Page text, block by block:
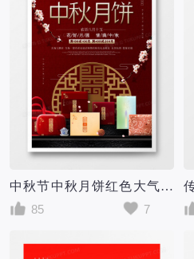
中秋节中秋月饼红色大气海报
85
7